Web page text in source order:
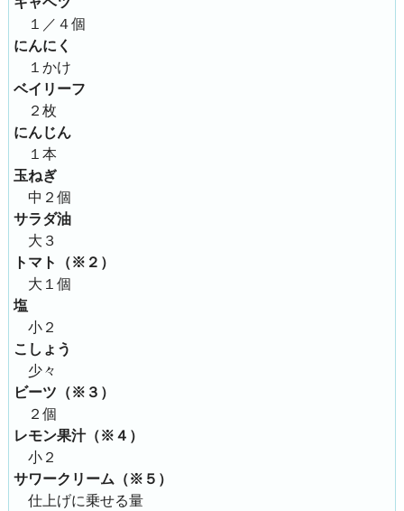
１／４個
にんにく
１かけ
ベイリーフ
２枚
にんじん
１本
玉ねぎ
中２個
サラダ油
大３
トマト（※２）
大１個
塩
小２
こしょう
少々
ビーツ（※３）
２個
レモン果汁（※４）
小２
サワークリーム（※５）
仕上げに乗せる量